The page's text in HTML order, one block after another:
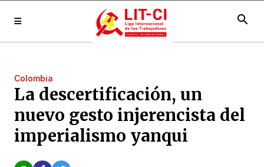
search
Colombia
La descertificación, un
nuevo gesto injerencista del
imperialismo yanqui